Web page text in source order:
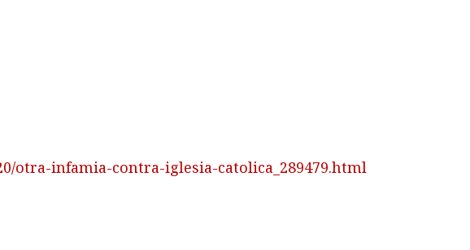
otra-infamia-contra-iglesia-catolica_289479.html